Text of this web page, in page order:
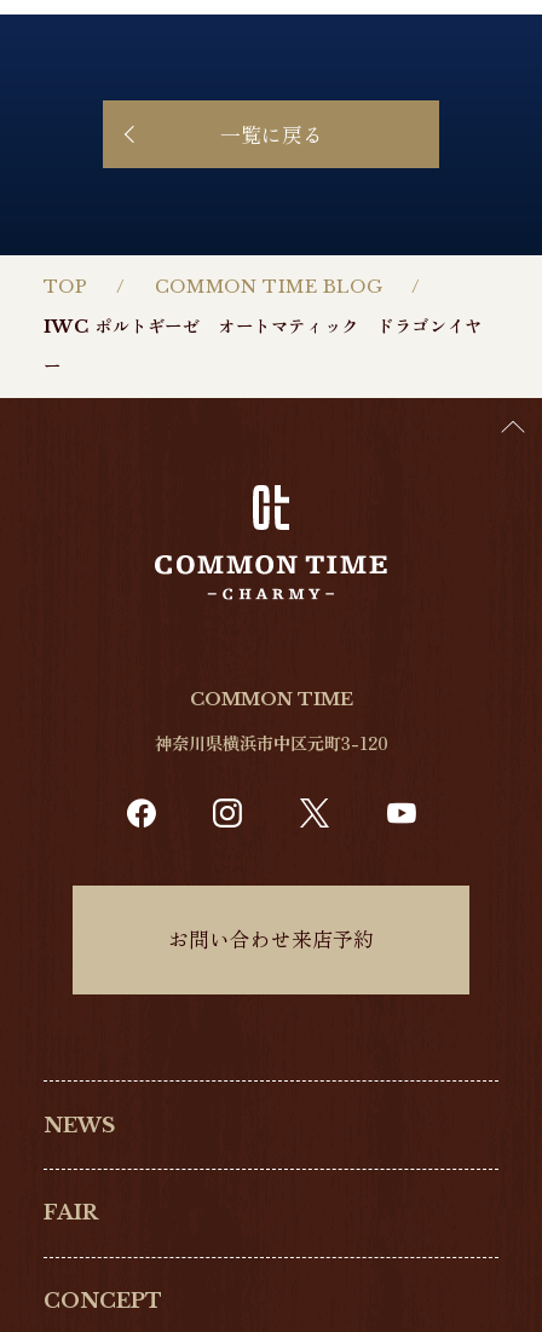
TOP
COMMON TIME BLOG
IWC ポルトギーゼ オートマティック ドラゴンイヤ
ー
一覧に戻る
NEWS
FAIR
CONCEPT
COMMON TIME
神奈川県横浜市中区元町3-120
お問い合わせ来店予約